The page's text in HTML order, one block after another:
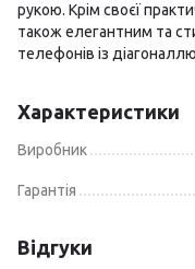
рукою. Крім своєї
також елегантним та
телефонів із
Характеристики
Виробник
Гарантія
Відгуки